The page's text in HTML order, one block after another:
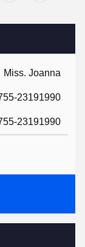
Miss. Joanna
23191990
23191990